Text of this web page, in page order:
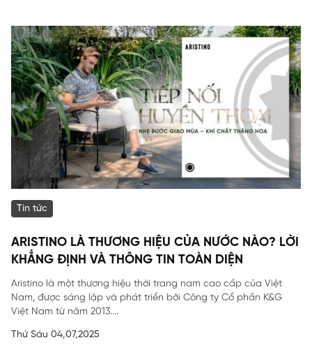
Tin tức
ARISTINO LÀ THƯƠNG HIỆU CỦA NƯỚC NÀO? LỜI
KHẲNG ĐỊNH VÀ THÔNG TIN TOÀN DIỆN
Aristino là một thương hiệu thời trang nam cao cấp của Việt
Nam, được sáng lập và phát triển bởi Công ty Cổ phần K&G
Việt Nam từ năm 2013....
Thứ Sáu 04,07,2025